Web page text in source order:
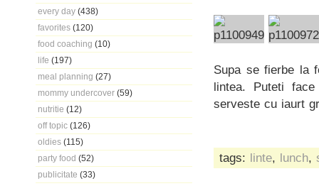
every day (438)
favorites (120)
food coaching (10)
life (197)
meal planning (27)
mommy undercover (59)
nutritie (12)
off topic (126)
oldies (115)
party food (52)
publicitate (33)
Supa se fierbe la
lintea. Puteti
serveste cu iaurt
tags: linte, lunch,